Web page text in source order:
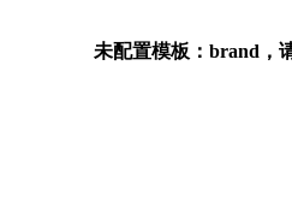
未配置模板：brand，